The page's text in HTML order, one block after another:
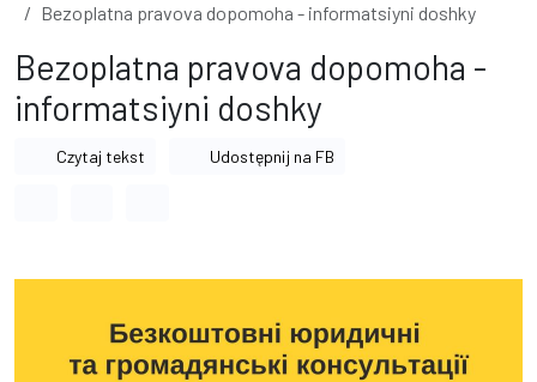
Bezoplatna pravova dopomoha - informatsiyni doshky
Bezoplatna pravova dopomoha -
informatsiyni doshky
Czytaj tekst Udostępnij na FB